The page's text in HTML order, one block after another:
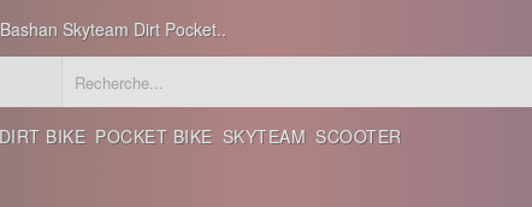
Skyteam Dirt Pocket..
DIRT BIKE POCKET BIKE SKYTEAM SCOOTER